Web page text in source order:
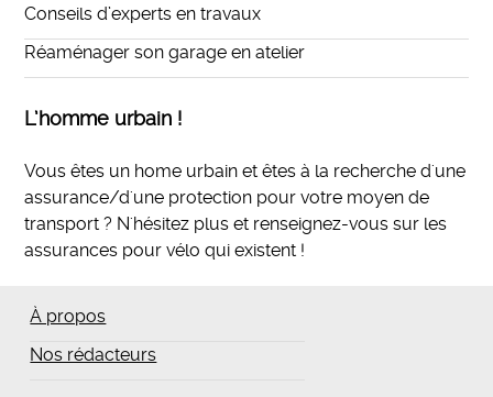
Conseils d’experts en travaux
Réaménager son garage en atelier
L’homme urbain !
Vous êtes un home urbain et êtes à la recherche d'une
assurance/d'une protection pour votre moyen de
transport ? N'hésitez plus et renseignez-vous sur les
assurances pour vélo qui existent !
À propos
Nos rédacteurs